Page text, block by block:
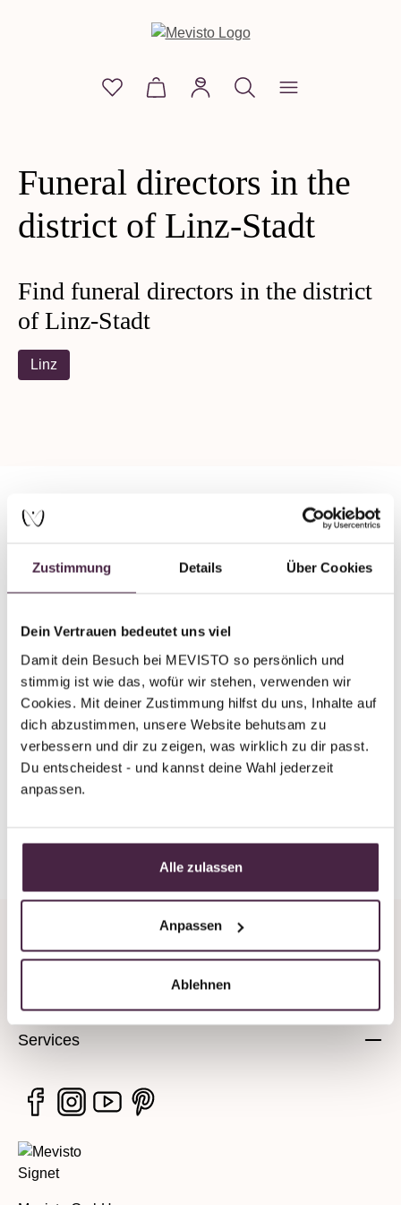
Zustimmung Details Über Cookies
Dein Vertrauen bedeutet uns viel
Damit dein Besuch bei MEVISTO so persönlich und
stimmig ist wie das, wofür wir stehen, verwenden wir
Cookies. Mit deiner Zustimmung hilfst du uns, Inhalte auf
dich abzustimmen, unsere Website behutsam zu
verbessern und dir zu zeigen, was wirklich zu dir passt.
Du entscheidest - und kannst deine Wahl jederzeit
anpassen.
Alle zulassen
Anpassen
Ablehnen
You have 0 wishlist items
Shopping cart contains 0 items.
Funeral directors in the
district of Linz-Stadt
Find funeral directors in the district
of Linz-Stadt
Linz
Human burial
Linz Service GmbH - Bestattung &
Austria
Send mail
Back to overview
Company
Services